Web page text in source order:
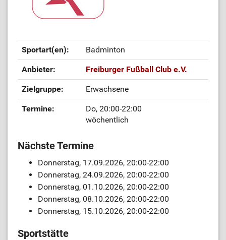
Sportart(en): Badminton
Anbieter: Freiburger Fußball Club e.V.
Zielgruppe: Erwachsene
Termine:
Do, 20:00-22:00
wöchentlich
Nächste Termine
Donnerstag, 17.09.2026, 20:00-22:00
Donnerstag, 24.09.2026, 20:00-22:00
Donnerstag, 01.10.2026, 20:00-22:00
Donnerstag, 08.10.2026, 20:00-22:00
Donnerstag, 15.10.2026, 20:00-22:00
Sportstätte